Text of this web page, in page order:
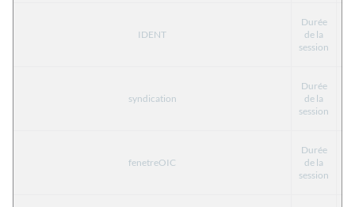
IDENT
Durée
de la
session
syndication
Durée
de la
session
fenetreOIC
Durée
de la
session